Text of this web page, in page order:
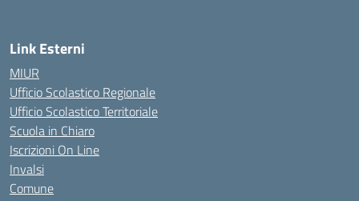
Link Esterni
MIUR
Ufficio Scolastico Regionale
Ufficio Scolastico Territoriale
Scuola in Chiaro
Iscrizioni On Line
Invalsi
Comune